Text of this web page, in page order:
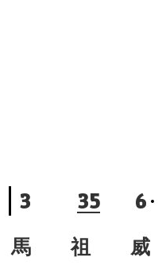
3 35 6
馬 祖 威